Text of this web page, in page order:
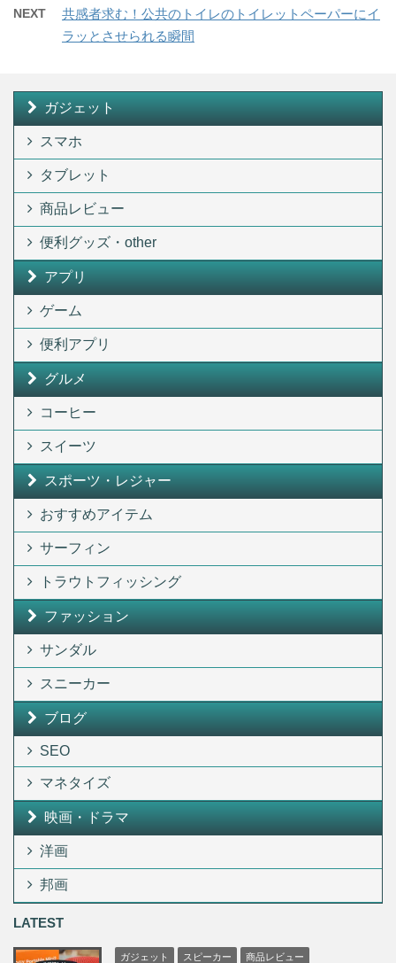
NEXT
共感者求む！公共のトイレのトイレットペーパーにイ
ラッとさせられる瞬間
ガジェット
スマホ
タブレット
商品レビュー
便利グッズ・other
アプリ
ゲーム
便利アプリ
グルメ
コーヒー
スイーツ
スポーツ・レジャー
おすすめアイテム
サーフィン
トラウトフィッシング
ファッション
サンダル
スニーカー
ブログ
SEO
マネタイズ
映画・ドラマ
洋画
邦画
LATEST
ガジェット スピーカー 商品レビュー